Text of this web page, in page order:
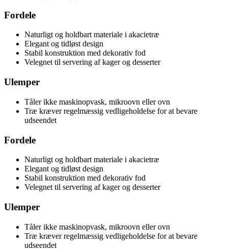
Fordele
Naturligt og holdbart materiale i akacietræ
Elegant og tidløst design
Stabil konstruktion med dekorativ fod
Velegnet til servering af kager og desserter
Ulemper
Tåler ikke maskinopvask, mikroovn eller ovn
Træ kræver regelmæssig vedligeholdelse for at bevare
udseendet
Fordele
Naturligt og holdbart materiale i akacietræ
Elegant og tidløst design
Stabil konstruktion med dekorativ fod
Velegnet til servering af kager og desserter
Ulemper
Tåler ikke maskinopvask, mikroovn eller ovn
Træ kræver regelmæssig vedligeholdelse for at bevare
udseendet